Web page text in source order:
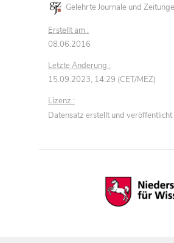
Gelehrte Journale und
Erstellt am :
08.06.2016
Letzte Änderung :
15.09.2023, 14:29 (CET/MEZ)
Lizenz :
Datensatz erstellt und